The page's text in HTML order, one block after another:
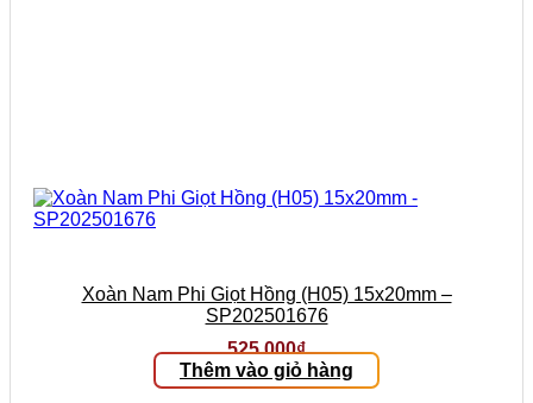
Xoàn Nam Phi Giọt Hồng (H05) 15x20mm –
SP202501676
525.000₫
Thêm vào giỏ hàng